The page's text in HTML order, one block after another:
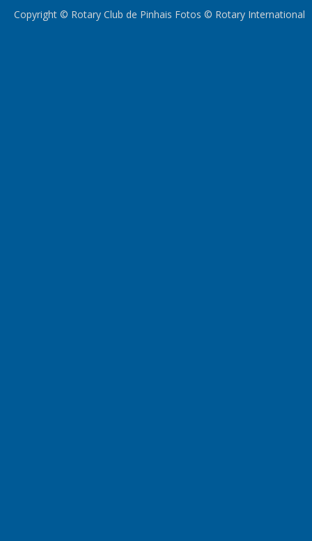
Copyright © Rotary Club de Pinhais Fotos © Rotary International